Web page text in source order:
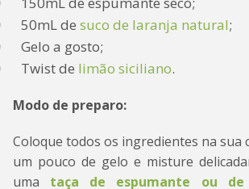
50mL de suco de laranja natural;
Gelo a gosto;
Twist de limão siciliano.
Modo de preparo:
Coloque todos os ingredientes na sua
um pouco de gelo e misture
uma taça de espumante ou de